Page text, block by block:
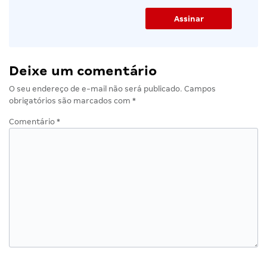
Deixe um comentário
O seu endereço de e-mail não será publicado. Campos
obrigatórios são marcados com *
Comentário *